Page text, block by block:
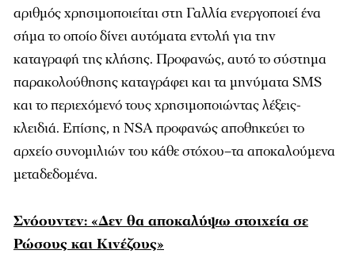
αριθμός χρησιμοποιείται στη Γαλλία ενεργοποιεί ένα
σήμα το οποίο δίνει αυτόματα εντολή για την
καταγραφή της κλήσης. Προφανώς, αυτό το σύστημα
παρακολούθησης καταγράφει και τα μηνύματα SMS
και το περιεχόμενό τους χρησιμοποιώντας λέξεις-
κλειδιά. Επίσης, η NSA προφανώς αποθηκεύει το
αρχείο συνομιλιών του κάθε στόχου–τα αποκαλούμενα
μεταδεδομένα.
Σνόουντεν: «Δεν θα αποκαλύψω στοιχεία σε
Ρώσους και Κινέζους»